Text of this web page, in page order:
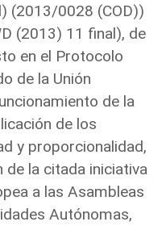
(2013/0028 (COD))
(2013) 11 final), de
en el Protocolo
de la Unión
de la
de los
y proporcionalidad,
la citada iniciativa
a las Asambleas
Autónomas,